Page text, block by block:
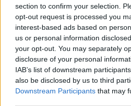
section to confirm your selection.
opt-out request is processed you
interest-based ads based on
us or personal information
your opt-out. You may separately
disclosure of your personal
IAB’s list of downstream
also be disclosed by us to third
Downstream Participants that may
23-